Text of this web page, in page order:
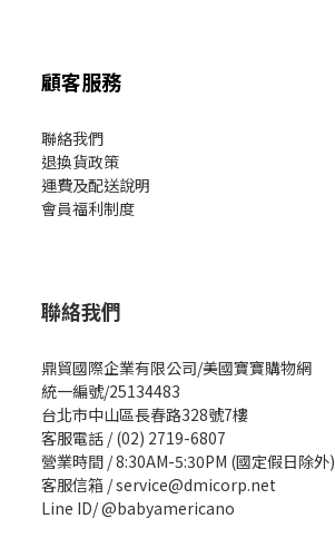
顧客服務
聯絡我們
退換貨政策
運費及配送說明
會員福利制度
聯絡我們
鼎貿國際企業有限公司/美國寶寶購物網
統一編號/25134483
台北市中山區長春路328號7樓
客服電話 / (02) 2719-6807
營業時間 / 8:30AM-5:30PM (國定假日除外)
客服信箱 / service@dmicorp.net
Line ID/ @babyamericano